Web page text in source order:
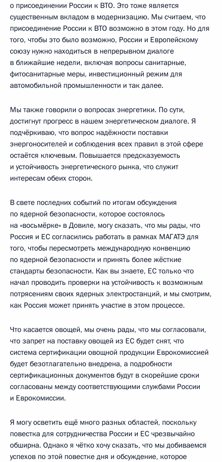
о присоединении России к ВТО. Это тоже является
существенным вкладом в модернизацию. Мы считаем, что
присоединение России к ВТО возможно в этом году. Но для
того, чтобы это было возможно, России и Европейскому
союзу нужно находиться в непрерывном диалоге
в ближайшие недели, включая вопросы санитарные,
фитосанитарные меры, инвестиционный режим для
автомобильной промышленности и так далее.
Мы также говорили о вопросах энергетики. По сути,
достигнут прогресс в нашем энергетическом диалоге. Я
подчёркиваю, что вопрос надёжности поставки
энергоносителей и соблюдения всех правил в этой сфере
остаётся ключевым. Повышается предсказуемость
и устойчивость энергетического рынка, что служит
интересам обеих сторон.
В свете последних событий по итогам обсуждения
по ядерной безопасности, которое состоялось
на «восьмёрке» в Довиле, могу сказать, что мы рады, что
Россия и ЕС согласились работать в рамках МАГАТЭ для
того, чтобы пересмотреть международную конвенцию
по ядерной безопасности и принять более жёсткие
стандарты безопасности. Как вы знаете, ЕС только что
начал проводить проверки на устойчивость к возможным
потрясениям своих ядерных электростанций, и мы смотрим,
как Россия может принять участие в этом процессе.
Что касается овощей, мы очень рады, что мы согласовали,
что запрет на поставку овощей из ЕС будет снят, что
система сертификации овощной продукции Еврокомиссией
будет безотлагательно внедрена, а подробности
сертификационных документов будут в скорейшие сроки
согласованы между соответствующими службами России
и Еврокомиссии.
Я могу осветить ещё много разных областей, поскольку
повестка для сотрудничества России и ЕС чрезвычайно
обширна. Однако я чётко хочу сказать, что мы добиваемся
успехов по этой повестке дня и обсуждение, которое